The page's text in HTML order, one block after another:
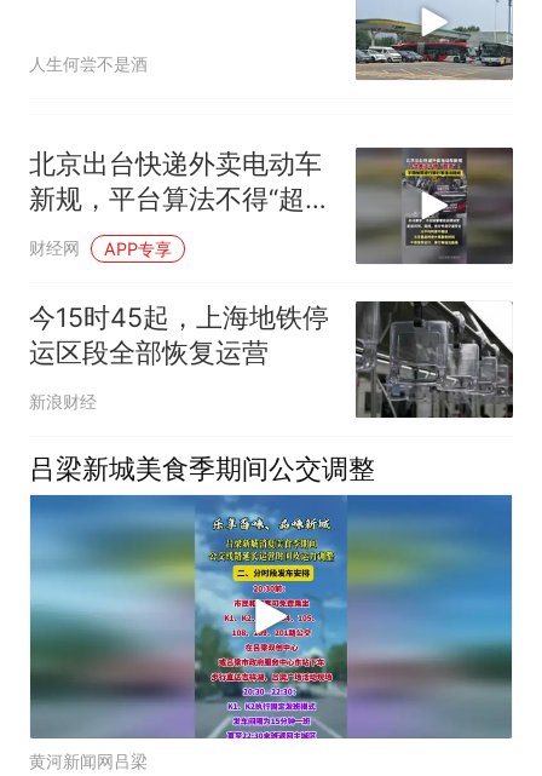
人生何尝不是酒
北京出台快递外卖电动车
新规，平台算法不得“超
速”！不得推荐逆行禁行等
违法路线
财经网 APP专享
今15时45起，上海地铁停
运区段全部恢复运营
新浪财经
吕梁新城美食季期间公交调整
黄河新闻网吕梁